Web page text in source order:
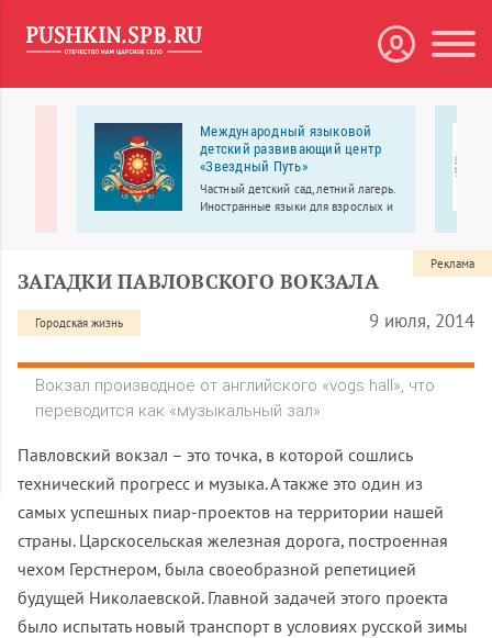
Международный языковой
детский развивающий центр
«Звездный Путь»
Частный детский сад, летний лагерь.
Иностранные языки для взрослых и
ЗАГАДКИ ПАВЛОВСКОГО ВОКЗАЛА
Городская жизнь 9 июля, 2014
Вокзал производное от английского «vogs hall», что
переводится как «музыкальный зал»
Павловский вокзал – это точка, в которой сошлись
технический прогресс и музыка. А также это один из
самых успешных пиар-проектов на территории нашей
страны. Царскосельская железная дорога, построенная
чехом Герстнером, была своеобразной репетицией
будущей Николаевской. Главной задачей этого проекта
было испытать новый транспорт в условиях русской зимы
Реклама